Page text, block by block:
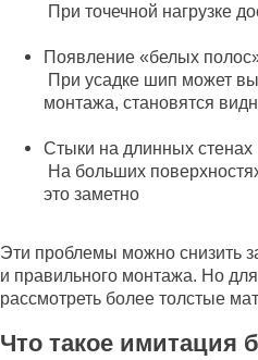
При точечной нагрузке
Появление «белых
При усадке шип может
монтажа, становятся
Стыки на длинных стенах
На больших
это заметно
Эти проблемы можно снизить
и правильного монтажа. Но
рассмотреть более толстые
Что такое имитация